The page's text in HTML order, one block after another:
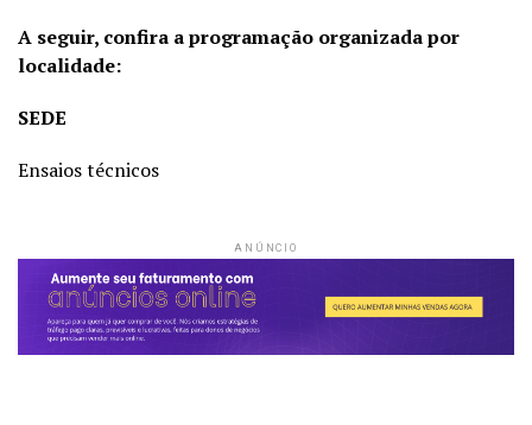
A seguir, confira a programação organizada por
localidade:
SEDE
Ensaios técnicos
ANÚNCIO